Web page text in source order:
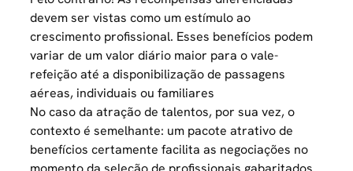
devem ser vistas como um estímulo ao
crescimento profissional. Esses benefícios podem
variar de um valor diário maior para o vale-
refeição até a disponibilização de passagens
aéreas, individuais ou familiares
No caso da atração de talentos, por sua vez, o
contexto é semelhante: um pacote atrativo de
benefícios certamente facilita as negociações no